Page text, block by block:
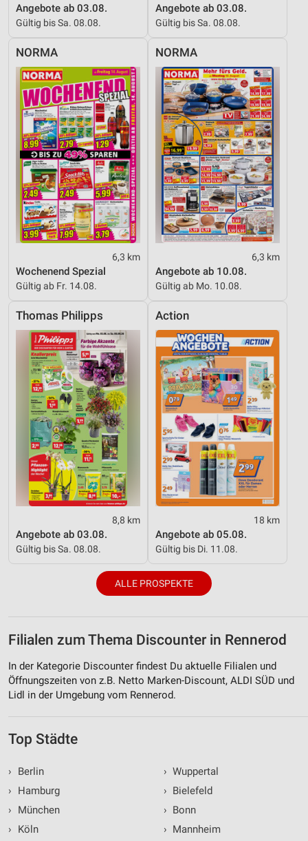
Angebote ab 03.08.
Gültig bis Sa. 08.08.
Angebote ab 03.08.
Gültig bis Sa. 08.08.
NORMA
6,3 km
Wochenend Spezial
Gültig ab Fr. 14.08.
NORMA
6,3 km
Angebote ab 10.08.
Gültig ab Mo. 10.08.
Thomas Philipps
8,8 km
Angebote ab 03.08.
Gültig bis Sa. 08.08.
Action
18 km
Angebote ab 05.08.
Gültig bis Di. 11.08.
ALLE PROSPEKTE
Filialen zum Thema Discounter in Rennerod
In der Kategorie Discounter findest Du aktuelle Filialen und
Öffnungszeiten von z.B. Netto Marken-Discount, ALDI SÜD und
Lidl in der Umgebung vom Rennerod.
Top Städte
›
Berlin
›
Hamburg
›
München
›
Köln
› Wuppertal
› Bielefeld
› Bonn
› Mannheim